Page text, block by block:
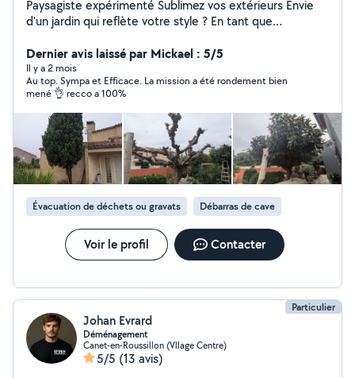
Paysagiste expérimenté Sublimez vos extérieurs Envie
d'un jardin qui reflète votre style ? En tant que
projets extérieurs : création de jardin, aménagement
paysager, entretien des espaces verts, taille, tonte,
plantations etc... Chaque espace est pensé pour allier
esthétique, fonctionnalité et respect de la nature.
Confiez vos extérieurs à un passionné depuis plus de 20
ans !
Dernier avis laissé par Mickael : 5/5
Il y a 2 mois
Au top. Sympa et Efficace. La mission a été rondement bien
mené 👌 recco a 100%
Évacuation de déchets ou gravats Débarras de cave
Voir le profil Contacter
Particulier
Johan Evrard
Déménagement
Canet-en-Roussillon (Vllage Centre)
5/5 (13 avis)